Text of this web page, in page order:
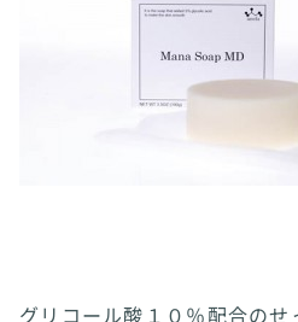
グリコール酸１０％配合の